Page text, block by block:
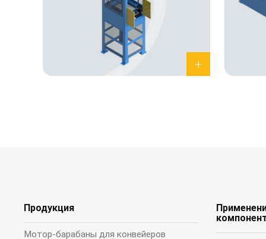
Продукция
Мотор-барабаны для конвейеров